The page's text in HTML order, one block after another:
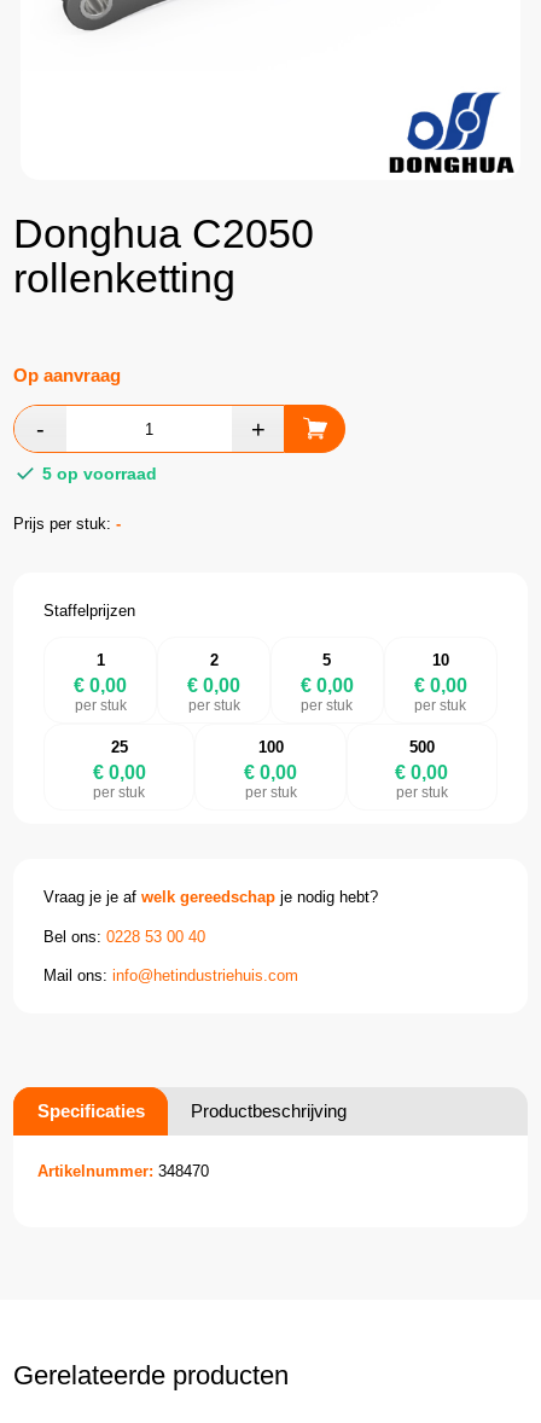
Donghua C2050
rollenketting
Op aanvraag
5 op voorraad
Prijs per stuk:-
Staffelprijzen
1
€ 0,00
per stuk
2
€ 0,00
per stuk
5
€ 0,00
per stuk
10
€ 0,00
per stuk
25
€ 0,00
per stuk
100
€ 0,00
per stuk
500
€ 0,00
per stuk
Vraag je je afwelk gereedschap je nodig hebt?
Bel ons:0228 53 00 40
Mail ons:info@hetindustriehuis.com
Specificaties Productbeschrijving
Artikelnummer: 348470
Gerelateerde producten